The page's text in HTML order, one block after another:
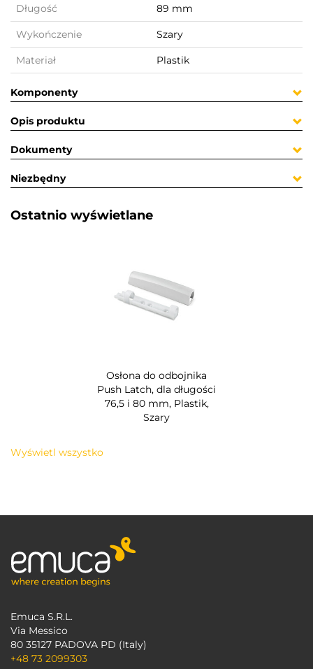
Długość 89 mm
Wykończenie Szary
Materiał Plastik
Komponenty
Opis produktu
Dokumenty
Niezbędny
Ostatnio wyświetlane​
Osłona do odbojnika
Push Latch, dla długości
76,5 i 80 mm, Plastik,
Szary
Wyświetl wszystko
Emuca S.R.L.
Via Messico
80 35127 PADOVA PD (Italy)
+48 73 2099303